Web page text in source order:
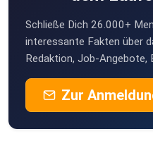
Schließe Dich 26.000+
interessante Fakten über
Redaktion, Job-Angebote,
Zur